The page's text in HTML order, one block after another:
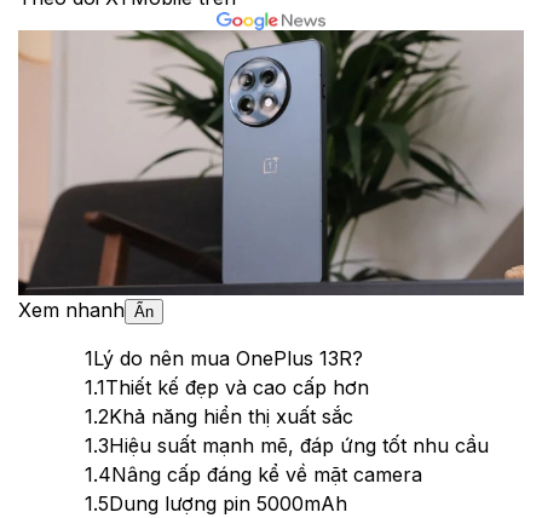
Xem nhanh Ẩn
1Lý do nên mua OnePlus 13R?
1.1Thiết kế đẹp và cao cấp hơn
1.2Khả năng hiển thị xuất sắc
1.3Hiệu suất mạnh mẽ, đáp ứng tốt nhu cầu
1.4Nâng cấp đáng kể về mặt camera
1.5Dung lượng pin 5000mAh